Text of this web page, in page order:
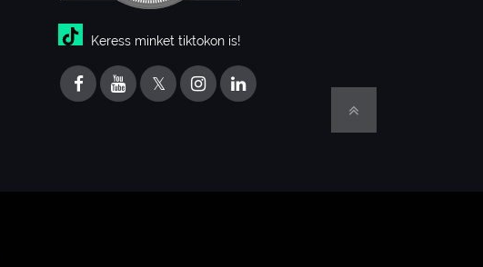
Keress minket tiktokon is!
𝕏